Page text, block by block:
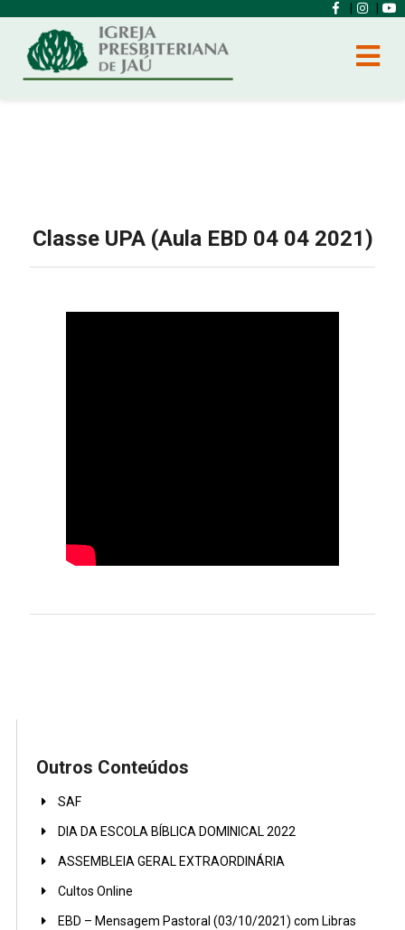
Classe UPA (Aula EBD 04 04 2021)
Outros Conteúdos
SAF
DIA DA ESCOLA BÍBLICA DOMINICAL 2022
ASSEMBLEIA GERAL EXTRAORDINÁRIA
Cultos Online
EBD – Mensagem Pastoral (03/10/2021) com Libras